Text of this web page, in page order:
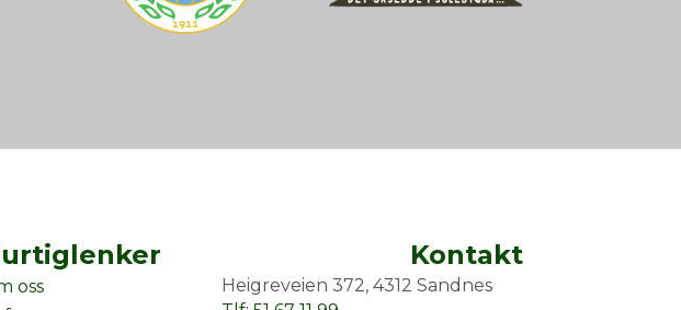
oss
Kontakt
Heigreveien 372, 4312 Sandnes